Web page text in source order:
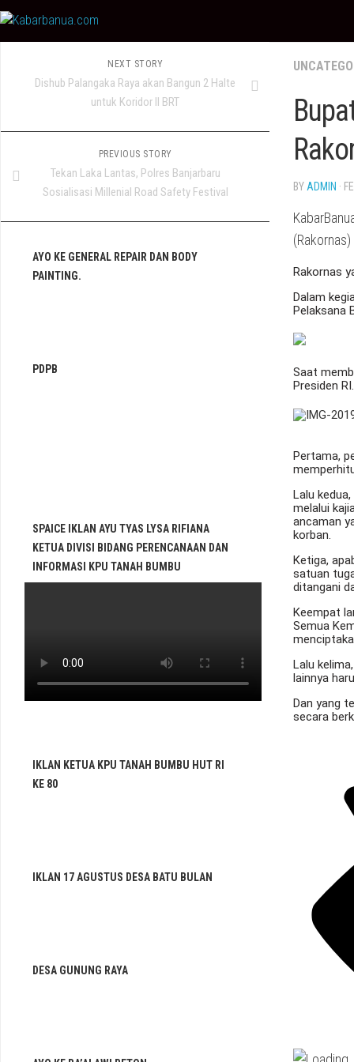
Skip
to
content
BY ADMIN ·
Rakornas
Dalam
Pelaksana
Saat
Presiden RI.
Pertama,
Lalu
melalui
ancaman
korban.
Ketiga,
satuan
ditangani
Keempat
Semua
Lalu
lainnya
Dan yang
secara
NEXT STORY
Dishub Palangaka Raya akan Bangun 2 Halte
untuk Koridor II BRT
PREVIOUS STORY
Tekan Laka Lantas, Polres Banjarbaru
Sosialisasi Millenial Road Safety Festival
AYO KE GENERAL REPAIR DAN BODY
PAINTING.
PDPB
SPAICE IKLAN AYU TYAS LYSA RIFIANA
KETUA DIVISI BIDANG PERENCANAAN DAN
INFORMASI KPU TANAH BUMBU
IKLAN KETUA KPU TANAH BUMBU HUT RI
KE 80
IKLAN 17 AGUSTUS DESA BATU BULAN
DESA GUNUNG RAYA